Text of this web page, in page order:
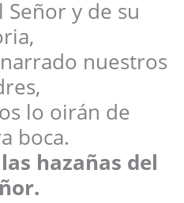
y de su
nuestros
lo oirán de
boca.
hazañas del